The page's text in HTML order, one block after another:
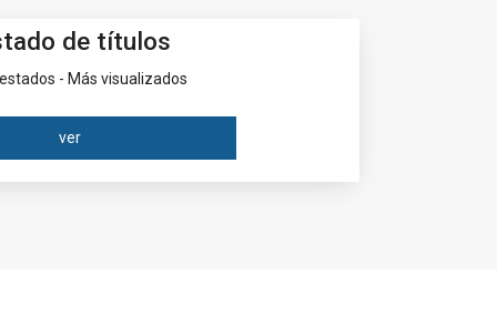
de títulos
- Más visualizados
ver